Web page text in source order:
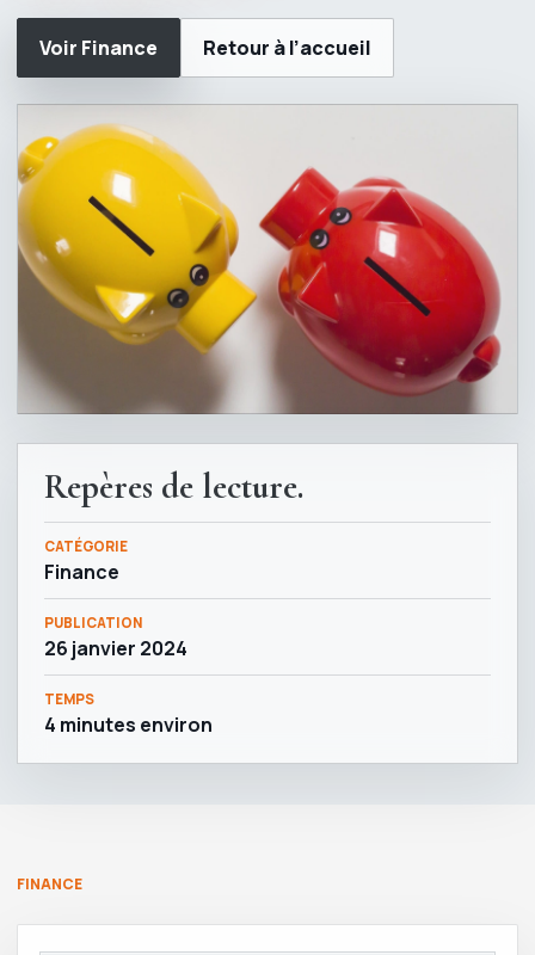
Voir Finance Retour à l’accueil
Repères de lecture.
CATÉGORIE
Finance
PUBLICATION
26 janvier 2024
TEMPS
4 minutes environ
FINANCE